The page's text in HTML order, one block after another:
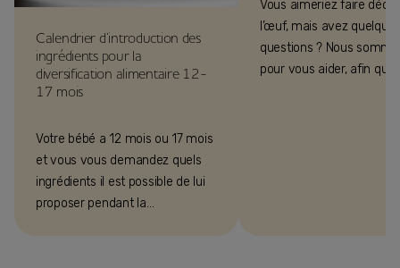
Calendrier d’introduction des
ingrédients pour la
diversification alimentaire 12-
17 mois
Votre bébé a 12 mois ou 17 mois
et vous vous demandez quels
ingrédients il est possible de lui
proposer pendant la
Vous aimeriez faire
l’œuf, mais avez quelques
questions ? Nous
pour vous aider, afin que